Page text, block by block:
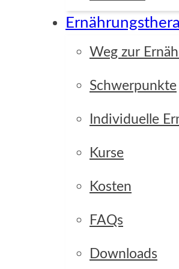
Weg zur
Schwerpunkte
Individuelle
Kurse
Kosten
FAQs
Downloads